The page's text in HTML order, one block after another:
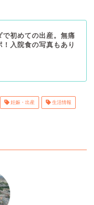
で初めての出産。無痛
！入院食の写真もあり
妊娠・出産 生活情報